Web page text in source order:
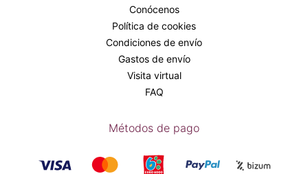
Conócenos
Política de cookies
Condiciones de envío
Gastos de envío
Visita virtual
FAQ
Métodos de pago